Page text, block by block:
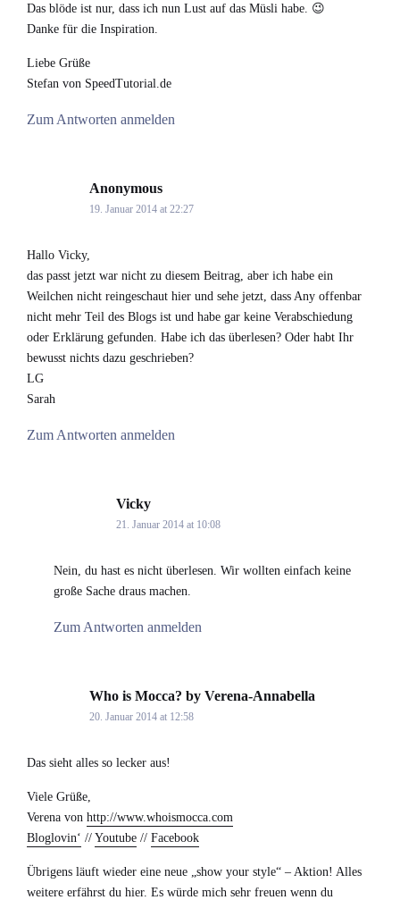
Das blöde ist nur, dass ich nun Lust auf das Müsli habe. 😉
Danke für die Inspiration.
Liebe Grüße
Stefan von SpeedTutorial.de
Zum Antworten anmelden
Anonymous
19. Januar 2014 at 22:27
Hallo Vicky,
das passt jetzt war nicht zu diesem Beitrag, aber ich habe ein
Weilchen nicht reingeschaut hier und sehe jetzt, dass Any offenbar
nicht mehr Teil des Blogs ist und habe gar keine Verabschiedung
oder Erklärung gefunden. Habe ich das überlesen? Oder habt Ihr
bewusst nichts dazu geschrieben?
LG
Sarah
Zum Antworten anmelden
Vicky
21. Januar 2014 at 10:08
Nein, du hast es nicht überlesen. Wir wollten einfach keine
große Sache draus machen.
Zum Antworten anmelden
Who is Mocca? by Verena-Annabella
20. Januar 2014 at 12:58
Das sieht alles so lecker aus!
Viele Grüße,
Verena von http://www.whoismocca.com
Bloglovin‘ // Youtube // Facebook
Übrigens läuft wieder eine neue „show your style“ – Aktion! Alles
weitere erfährst du hier. Es würde mich sehr freuen wenn du